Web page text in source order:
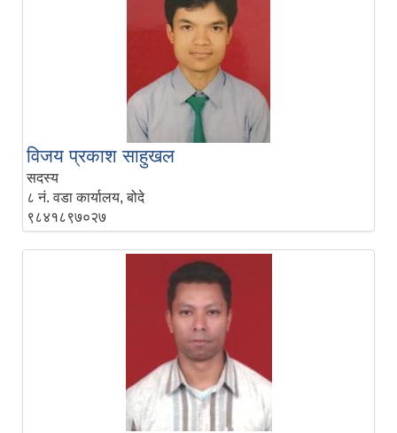
विजय प्रकाश साहुखल
सदस्य
८ नं. वडा कार्यालय, बोदे
९८४१८९७०२७